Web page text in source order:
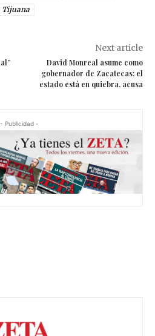
Tijuana
Next article
David Monreal asume como
gobernador de Zacatecas; el
estado está en quiebra, acusa
- Publicidad -